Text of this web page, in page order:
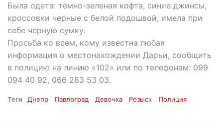
Была одета: темно-зеленая кофта, синие джинсы,
кроссовки черные с белой подошвой, имела при
себе черную сумку.
Просьба ко всем, кому известна любая
информация о местонахождении Дарьи, сообщить
в полицию на линию «102» или по телефонам: 099
094 40 92, 066 283 53 03.
Теги Днепр Павлоград Девочка Розыск Полиция